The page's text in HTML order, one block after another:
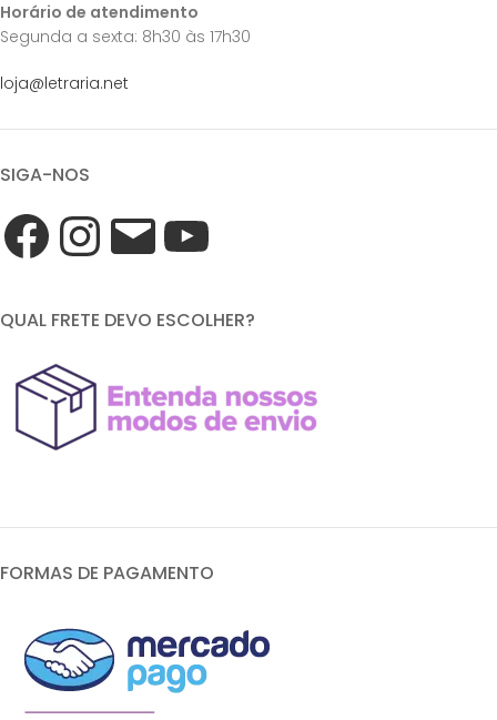
Horário de atendimento
Segunda a sexta: 8h30 às 17h30
loja@letraria.net
SIGA-NOS
QUAL FRETE DEVO ESCOLHER?
FORMAS DE PAGAMENTO